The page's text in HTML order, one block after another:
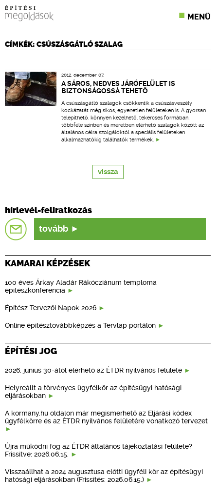
MENÜ
KONFERENCIÁK
CPR TERMÉKKIÍRÁS
ÉPÍTÉSI JOG
ONLINE KÉPZÉSEK
TERVEZÉSI SEGÉDLETEK
CÍMKÉK: CSÚSZÁSGÁTLÓ SZALAG
2012. december 07.
A SÁROS, NEDVES JÁRÓFELÜLET IS
BIZTONSÁGOSSÁ TEHETŐ
A csúszásgátló szalagok csökkentik a csúszásveszély
kockázatát még síkos, egyenetlen felületeken is. A gyorsan
telepíthető, könnyen kezelhető, tekercses formában,
többféle színben és méretben elérhető szalagok között az
általános célra szolgálóktól a speciális felületeken
alkalmazhatókig találhatók termékek.
vissza
hírlevél-feliratkozás
tovább
KAMARAI KÉPZÉSEK
100 éves Árkay Aladár Rákócziánum temploma
építészkonferencia
Építész Tervezői Napok 2026
Online építésztovábbképzés a Tervlap portálon
ÉPÍTÉSI JOG
2026. június 30-ától elérhető az ÉTDR nyilvános felülete
Helyreállt a törvényes ügyfélkör az építésügyi hatósági
eljárásokban
A kormany.hu oldalon már megismerhető az Eljárási kódex
ügyfélkörre és az ÉTDR nyilvános felületére vonatkozó tervezet
Újra működni fog az ÉTDR általános tájékoztatási felülete? -
Frissítve: 2026.06.15.
Visszaállhat a 2024 augusztusa előtti ügyféli kör az építésügyi
hatósági eljárásokban (Frissítés: 2026.06.15.)